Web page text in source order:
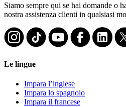
Siamo sempre qui se hai domande o
nostra assistenza clienti in qualsiasi
Le lingue
Impara l’inglese
Impara lo spagnolo
Impara il francese